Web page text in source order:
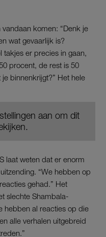
komen: “Denk je
wat gevaarlijk is?
er precies in gaan,
procent, de rest is 50
binnenkrijgt?” Het hele
aan om dit
laat weten dat er enorm
“We hebben op
gehad.” Het
slechte Shambala-
hebben al reacties op die
alle verhalen uitgebreid